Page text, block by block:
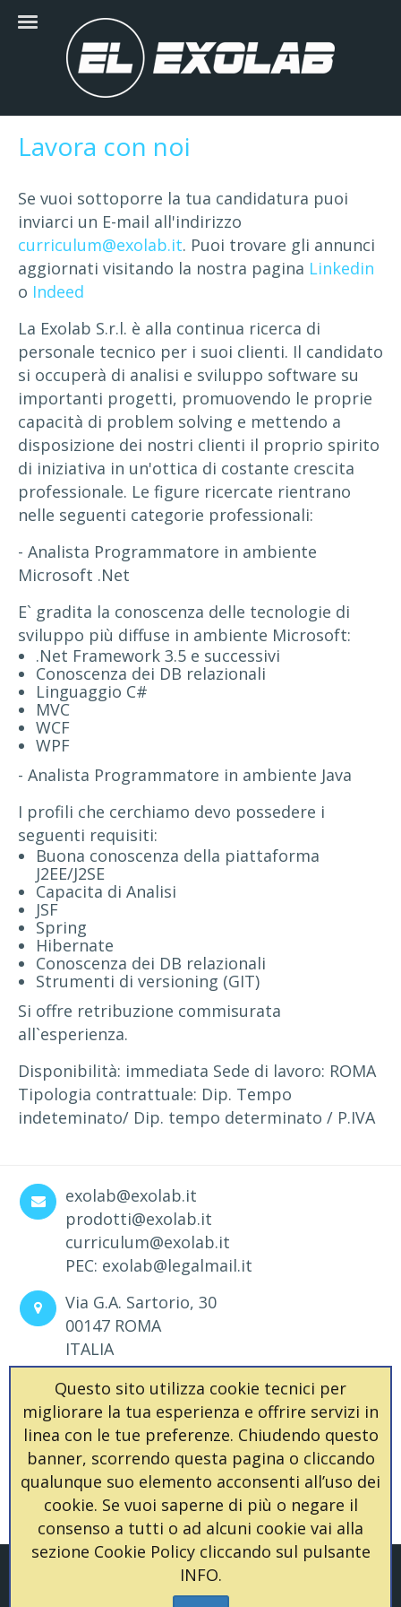
Lavora con noi
Se vuoi sottoporre la tua candidatura puoi
inviarci un E-mail all'indirizzo
curriculum@exolab.it. Puoi trovare gli annunci
aggiornati visitando la nostra pagina Linkedin
o Indeed
La Exolab S.r.l. è alla continua ricerca di
personale tecnico per i suoi clienti. Il candidato
si occuperà di analisi e sviluppo software su
importanti progetti, promuovendo le proprie
capacità di problem solving e mettendo a
disposizione dei nostri clienti il proprio spirito
di iniziativa in un'ottica di costante crescita
professionale. Le figure ricercate rientrano
nelle seguenti categorie professionali:
- Analista Programmatore in ambiente
Microsoft .Net
E` gradita la conoscenza delle tecnologie di
sviluppo più diffuse in ambiente Microsoft:
.Net Framework 3.5 e successivi
Conoscenza dei DB relazionali
Linguaggio C#
MVC
WCF
WPF
- Analista Programmatore in ambiente Java
I profili che cerchiamo devo possedere i
seguenti requisiti:
Buona conoscenza della piattaforma
J2EE/J2SE
Capacita di Analisi
JSF
Spring
Hibernate
Conoscenza dei DB relazionali
Strumenti di versioning (GIT)
Si offre retribuzione commisurata
all`esperienza.
Disponibilità: immediata Sede di lavoro: ROMA
Tipologia contrattuale: Dip. Tempo
indeteminato/ Dip. tempo determinato / P.IVA
exolab@exolab.it
prodotti@exolab.it
curriculum@exolab.it
PEC: exolab@legalmail.it
Via G.A. Sartorio, 30
00147 ROMA
ITALIA
P. IVA 09715471000
CCIAA n° 1184132
COD.DEST. 66OZKW1
PH (+39) 06 522 05530
FAX (+39) 06 522 44372
Exolab SrlJoomla Template
Questo sito utilizza cookie tecnici per
migliorare la tua esperienza e offrire servizi in
linea con le tue preferenze. Chiudendo questo
banner, scorrendo questa pagina o cliccando
qualunque suo elemento acconsenti all’uso dei
cookie. Se vuoi saperne di più o negare il
consenso a tutti o ad alcuni cookie vai alla
sezione Cookie Policy cliccando sul pulsante
INFO.